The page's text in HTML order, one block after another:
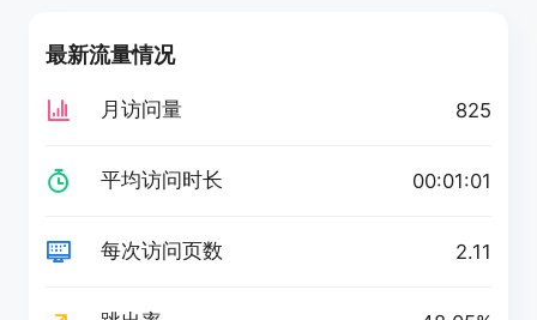
最新流量情况
月访问量 825
平均访问时长 00:01:01
每次访问页数 2.11